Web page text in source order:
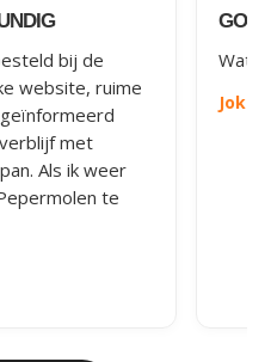
bij de
website, ruime
met
Als ik weer
te
Wat
Joke